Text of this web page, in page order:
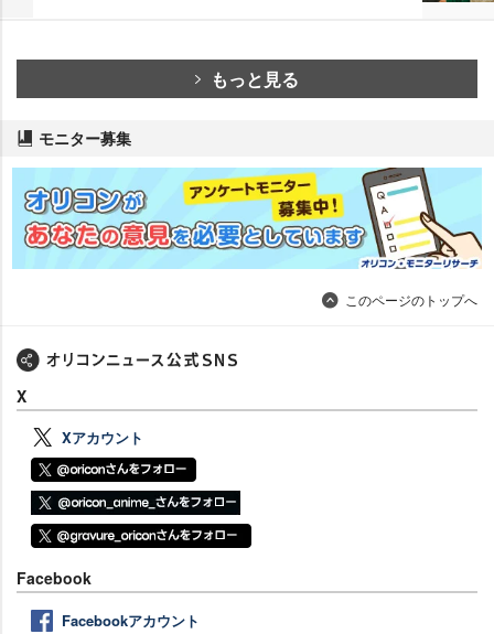
もっと見る
モニター募集
このページのトップへ
X
Xアカウント
Facebook
Facebookアカウント